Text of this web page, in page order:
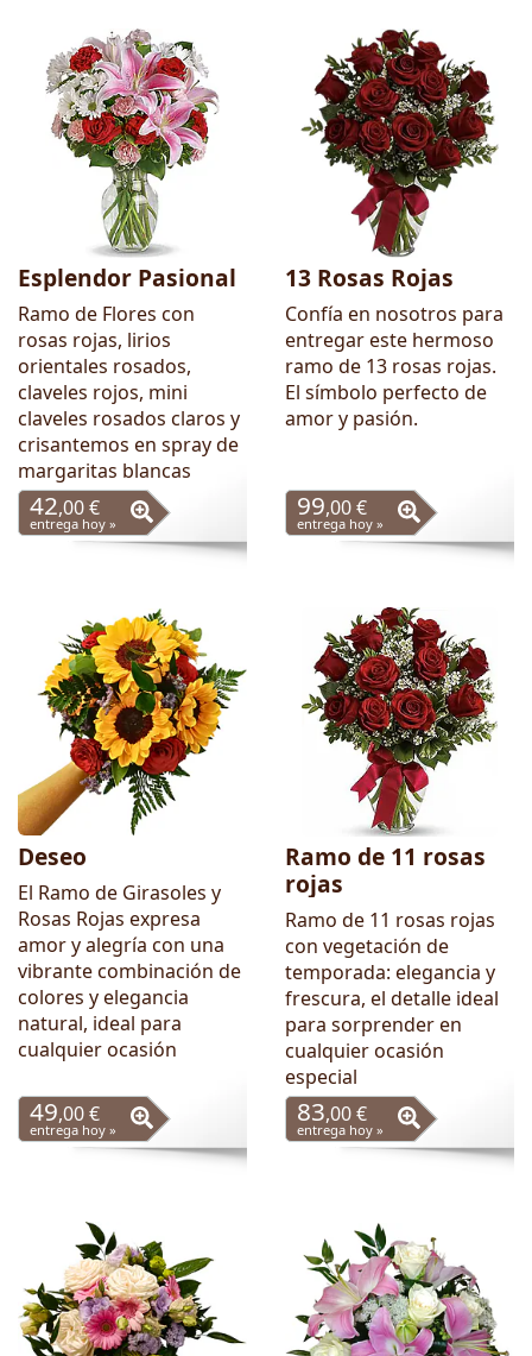
Esplendor Pasional
Ramo de Flores con
rosas rojas, lirios
orientales rosados,
claveles rojos, mini
claveles rosados claros y
crisantemos en spray de
margaritas blancas
42,00 €
entrega hoy »
13 Rosas Rojas
Confía en nosotros para
entregar este hermoso
ramo de 13 rosas rojas.
El símbolo perfecto de
amor y pasión.
99,00 €
entrega hoy »
Deseo
El Ramo de Girasoles y
Rosas Rojas expresa
amor y alegría con una
vibrante combinación de
colores y elegancia
natural, ideal para
cualquier ocasión
49,00 €
entrega hoy »
Ramo de 11 rosas
rojas
Ramo de 11 rosas rojas
con vegetación de
temporada: elegancia y
frescura, el detalle ideal
para sorprender en
cualquier ocasión
especial
83,00 €
entrega hoy »